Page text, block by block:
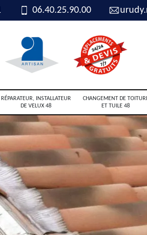
06.40.25.90.00
RÉPARATEUR, INSTALLATEUR
DE VELUX 48
CHANGEMENT DE
ET TUILE 48